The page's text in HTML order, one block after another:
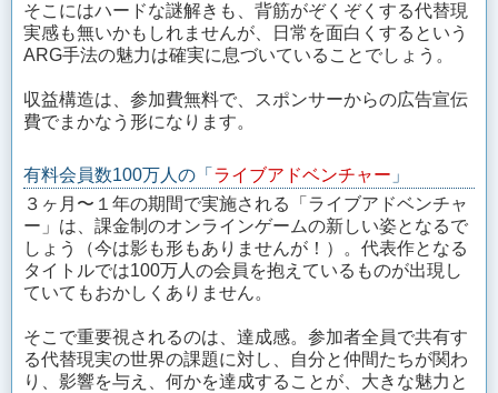
そこにはハードな謎解きも、背筋がぞくぞくする代替現
実感も無いかもしれませんが、日常を面白くするという
ARG手法の魅力は確実に息づいていることでしょう。
収益構造は、参加費無料で、スポンサーからの広告宣伝
費でまかなう形になります。
有料会員数100万人の「 ライブアドベンチャー 」
３ヶ月〜１年の期間で実施される「ライブアドベンチャ
ー」は、課金制のオンラインゲームの新しい姿となるで
しょう（今は影も形もありませんが！）。代表作となる
タイトルでは100万人の会員を抱えているものが出現し
ていてもおかしくありません。
そこで重要視されるのは、達成感。参加者全員で共有す
る代替現実の世界の課題に対し、自分と仲間たちが関わ
り、影響を与え、何かを達成することが、大きな魅力と